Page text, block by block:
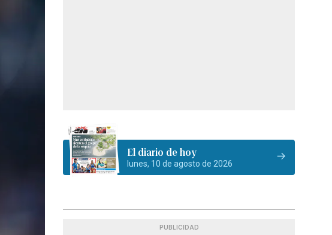
El diario de hoy
lunes, 10 de agosto de 2026
PUBLICIDAD